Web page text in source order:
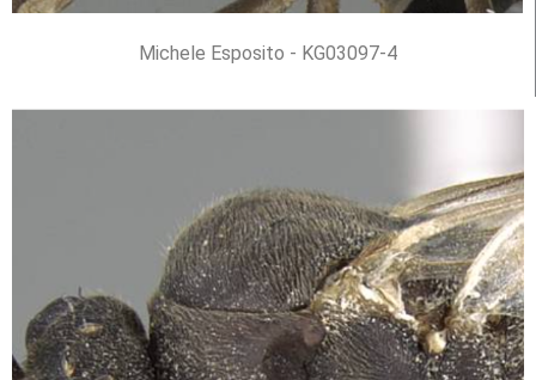
Michele Esposito - KG03097-4